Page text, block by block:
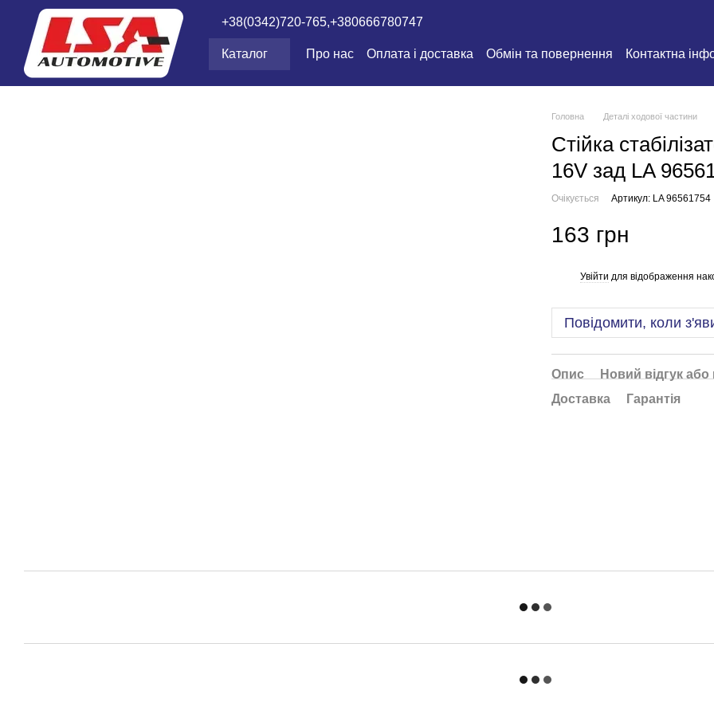
Перейти до основного контенту
+38(0342)720-765,+380666780747
Каталог Про нас Оплата і доставка Обмін та повернення Контактна
Головна Деталі ходової частини
Стійка
16V зад LA
Очікується Артикул: LA 96561754
163 грн
Увійти для відображення
Повідомити, коли
Опис
Новий відгук
Доставка
Гарантія